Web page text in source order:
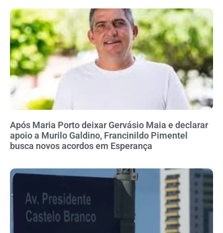
Após Maria Porto deixar Gervásio Maia e declarar
apoio a Murilo Galdino, Francinildo Pimentel
busca novos acordos em Esperança